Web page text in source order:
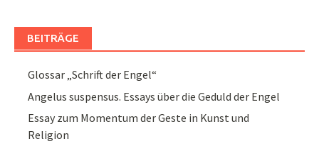
BEITRÄGE
Glossar „Schrift der Engel“
Angelus suspensus. Essays über die Geduld der Engel
Essay zum Momentum der Geste in Kunst und
Religion